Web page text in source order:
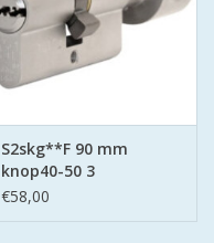
S2skg**F 90 mm
knop40-50 3
keersleutels
€58,00